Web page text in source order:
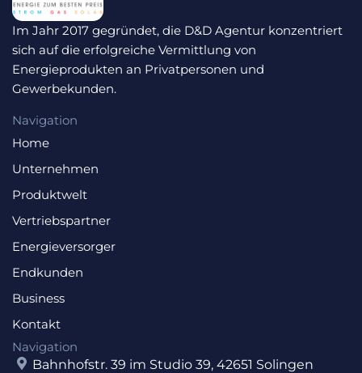
Im Jahr 2017 gegründet, die D&D Agentur konzentriert
sich auf die erfolgreiche Vermittlung von
Energieprodukten an Privatpersonen und
Gewerbekunden.
Navigation
Home
Unternehmen
Produktwelt
Vertriebspartner
Energieversorger
Endkunden
Business
Kontakt
Navigation
Bahnhofstr. 39 im Studio 39, 42651 Solingen